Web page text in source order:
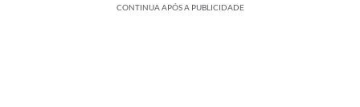
CONTINUA APÓS A PUBLICIDADE